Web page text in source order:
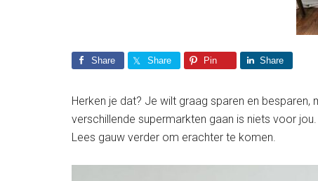
Share Share Pin Share
Herken je dat? Je wilt graag sparen en
verschillende supermarkten gaan is niets voor
Lees gauw verder om erachter te komen.